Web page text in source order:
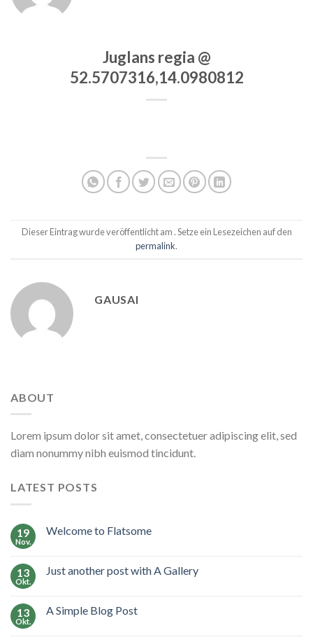
Juglans regia @
52.5707316,14.0980812
Dieser Eintrag wurde veröffentlicht am . Setze ein Lesezeichen auf den
permalink.
GAUSAI
ABOUT
Lorem ipsum dolor sit amet, consectetuer adipiscing elit, sed
diam nonummy nibh euismod tincidunt.
LATEST POSTS
19
Nov.
Welcome to Flatsome
13
Okt.
Just another post with A Gallery
13
Okt.
A Simple Blog Post